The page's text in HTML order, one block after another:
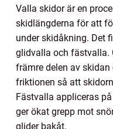
Valla skidor är en
skidlängderna för att
under skidåkning. Det
glidvalla och fästvalla.
främre delen av
friktionen så att
Fästvalla appliceras
ger ökat grepp mot
glider bakåt.